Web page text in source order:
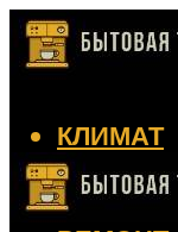
КЛИМАТ
КРАСОТА
КУХНЯ